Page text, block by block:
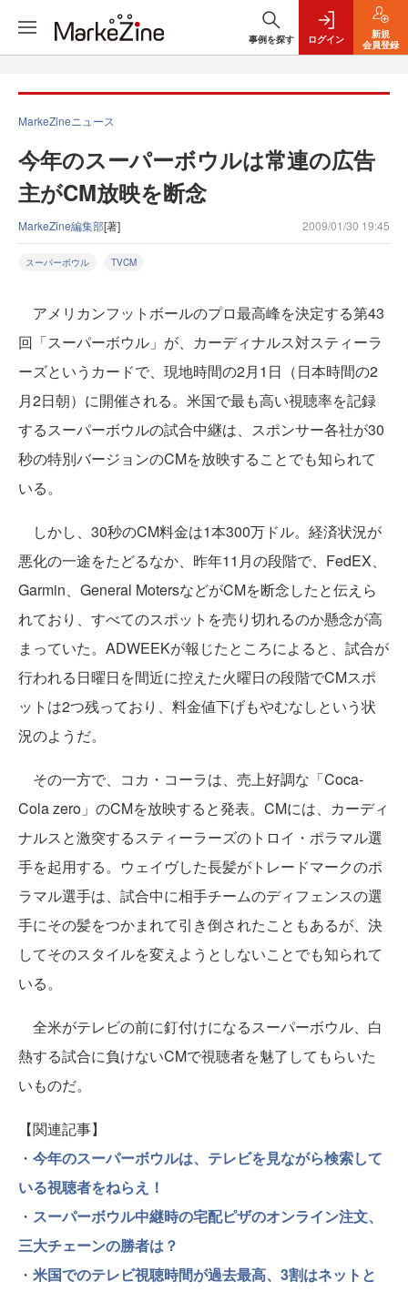
事例を探す ログイン
新規
会員登録
MarkeZineニュース
今年のスーパーボウルは常連の広告
主がCM放映を断念
MarkeZine編集部[著] 2009/01/30 19:45
スーパーボウル TVCM
アメリカンフットボールのプロ最高峰を決定する第43
回「スーパーボウル」が、カーディナルス対スティーラ
ーズというカードで、現地時間の2月1日（日本時間の2
月2日朝）に開催される。米国で最も高い視聴率を記録
するスーパーボウルの試合中継は、スポンサー各社が30
秒の特別バージョンのCMを放映することでも知られて
いる。
しかし、30秒のCM料金は1本300万ドル。経済状況が
悪化の一途をたどるなか、昨年11月の段階で、FedEX、
Garmin、General MotersなどがCMを断念したと伝えら
れており、すべてのスポットを売り切れるのか懸念が高
まっていた。ADWEEKが報じたところによると、試合が
行われる日曜日を間近に控えた火曜日の段階でCMスポ
ットは2つ残っており、料金値下げもやむなしという状
況のようだ。
その一方で、コカ・コーラは、売上好調な「Coca-
Cola zero」のCMを放映すると発表。CMには、カーディ
ナルスと激突するスティーラーズのトロイ・ポラマル選
手を起用する。ウェイヴした長髪がトレードマークのポ
ラマル選手は、試合中に相手チームのディフェンスの選
手にその髪をつかまれて引き倒されたこともあるが、決
してそのスタイルを変えようとしないことでも知られて
いる。
全米がテレビの前に釘付けになるスーパーボウル、白
熱する試合に負けないCMで視聴者を魅了してもらいた
いものだ。
【関連記事】
・ 今年のスーパーボウルは、テレビを見ながら検索して
いる視聴者をねらえ！
・ スーパーボウル中継時の宅配ピザのオンライン注文、
三大チェーンの勝者は？
・ 米国でのテレビ視聴時間が過去最高、3割はネットと